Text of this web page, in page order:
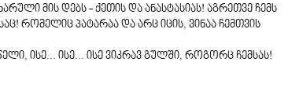
მის დებს - ქეთის და ანასტასიას! აგრეთვე ჩემს
რომელიც პატარაა და არც იცის, ვინაა ჩემთვის
ისე... ისე... ისე ვიკრავ გულში, როგორც ჩემსას!